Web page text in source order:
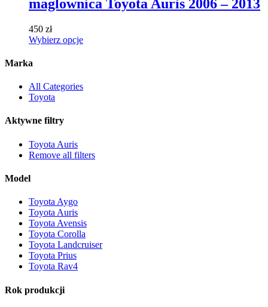
wariantów.
wybrać
na
maglownica Toyota Auris 2006 – 2013
450 zł
Wybierz opcjeTen
Opcje
Marka
All Categories
Toyota
Aktywne filtry
Toyota Auris
Remove all filters
Model
Toyota Aygo
Toyota Auris
Toyota Avensis
Toyota Corolla
Toyota Landcruiser
Toyota Prius
Toyota Rav4
Rok produkcji